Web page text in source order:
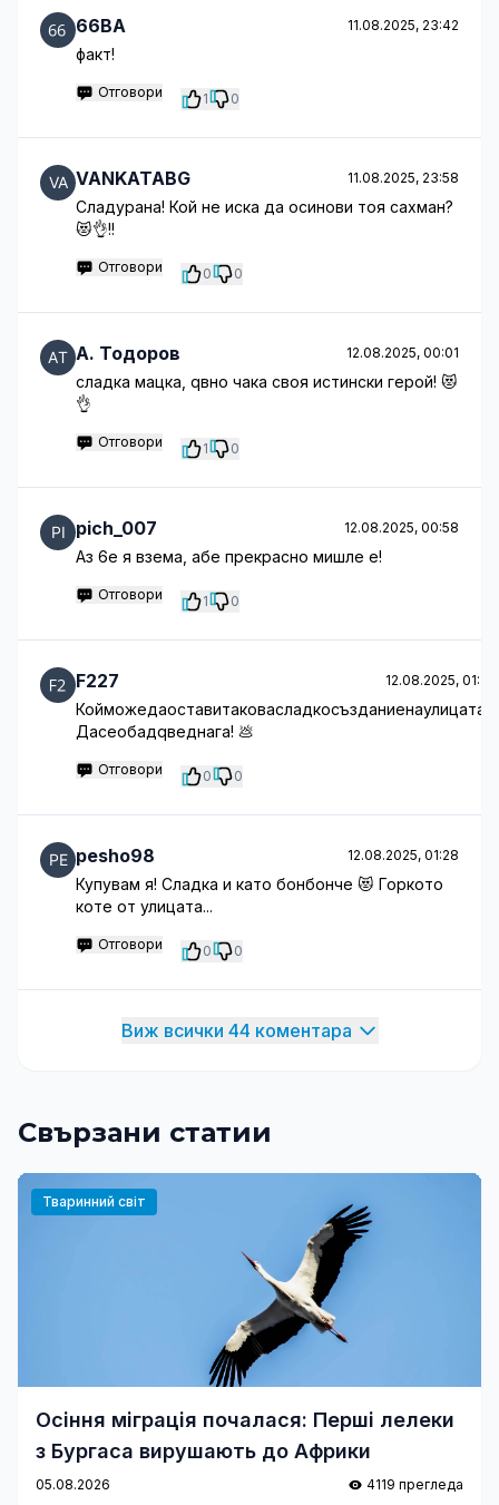
66BA 11.08.2025, 23:42
факт!
Отговори 1 0
VANKATABG 11.08.2025, 23:58
Сладурана! Кой не иска да осинови тоя сахман?
😻👌!!
Отговори 0 0
A. Тодоров 12.08.2025, 00:01
сладка мацка, qвно чака своя истински герой! 😻
👌
Отговори 1 0
pich_007 12.08.2025, 00:58
Аз 6е я взема, абе прекрасно мишле е!
Отговори 1 0
F227 12.08.2025, 01:21
Койможедаоставитаковасладкосъзданиенаулицата?
Дасеобадqведнага! 💩
Отговори 0 0
pesho98 12.08.2025, 01:28
Купувам я! Сладка и като бонбонче 😻 Горкото
коте от улицата...
Отговори 0 0
Виж всички 44 коментара
Свързани статии
Тваринний світ
Осіння міграція почалася: Перші лелеки
з Бургаса вирушають до Африки
05.08.2026 4119 прегледа